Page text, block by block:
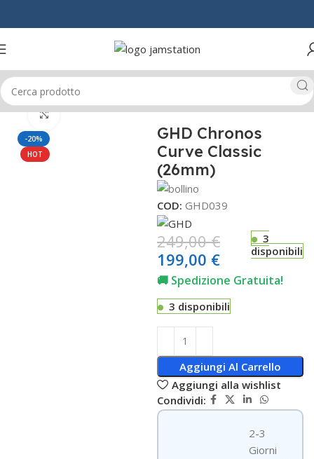
Home CAPELLI ARRICCIACAPELLI
-20%
HOT
Click to enlarge
GHD Chronos
Curve Classic
(26mm)
COD: GHD039
249,00€
199,00 €
3
disponibili
🚚 Spedizione Gratuita!
3 disponibili
Aggiungi Al Carrello
Aggiungi alla wishlist
Condividi:
2-3
Giorni